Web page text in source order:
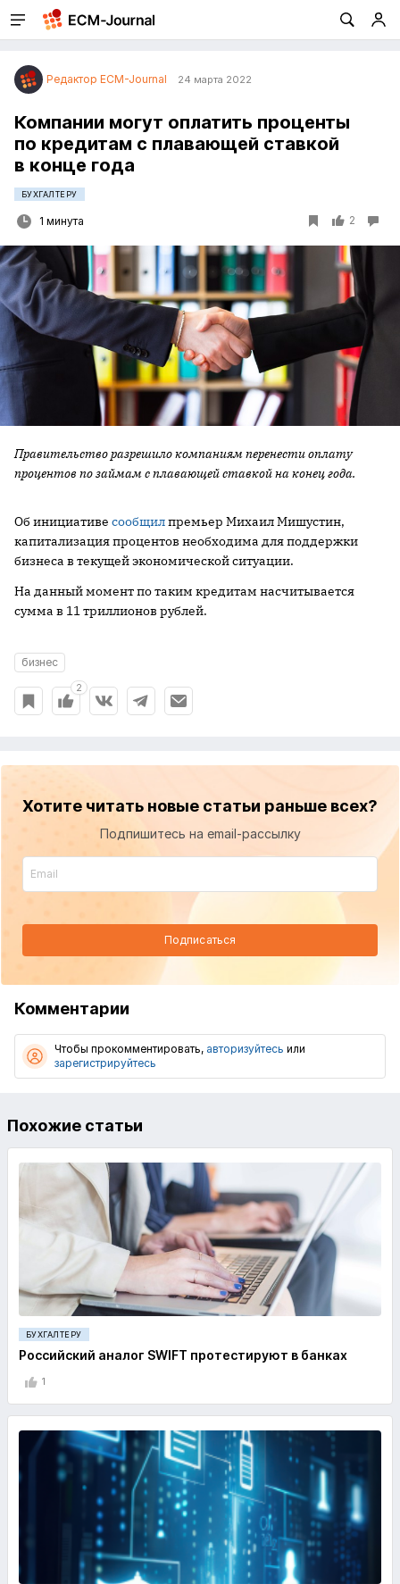
Редактор ECM-Journal 24 марта 2022
Компании могут оплатить проценты
по кредитам с плавающей ставкой
в конце года
БУХГАЛТЕРУ
1 минута 2
Правительство разрешило компаниям перенести оплату
процентов по займам с плавающей ставкой на конец года.
Об инициативе сообщилпремьер Михаил Мишустин,
капитализация процентов необходима для поддержки
бизнеса в текущей экономической ситуации.
На данный момент по таким кредитам насчитывается
сумма в 11 триллионов рублей.
бизнес
2
Хотите читать новые статьи раньше всех?
Подпишитесь на email-рассылку
Подписаться
Комментарии
Чтобы прокомментировать, авторизуйтесь или
зарегистрируйтесь
Похожие статьи
БУХГАЛТЕРУ
Российский аналог SWIFT протестируют в банках
1